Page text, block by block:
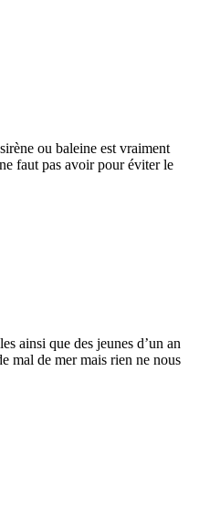
ou baleine est vraiment
faut pas avoir pour éviter le
que des jeunes d’un an
mal de mer mais rien ne nous